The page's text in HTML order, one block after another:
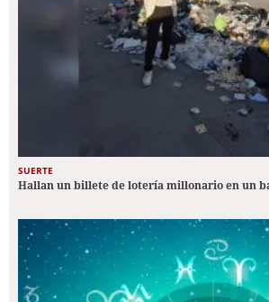
SUERTE
Hallan un billete de lotería millonario en un